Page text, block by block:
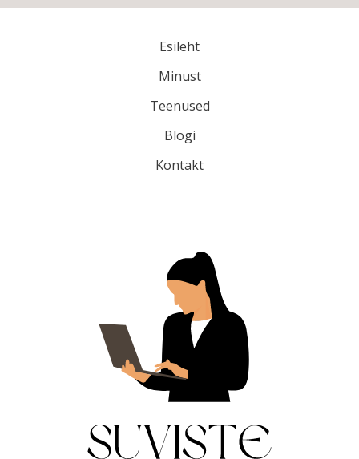
Esileht
Minust
Teenused
Blogi
Kontakt